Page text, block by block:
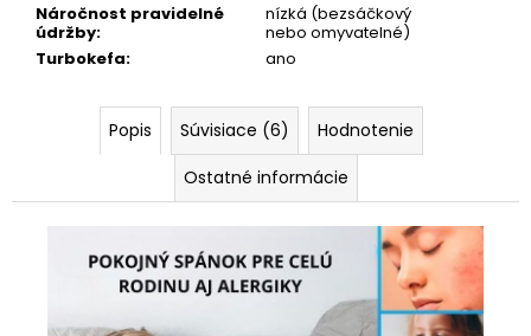
Náročnost pravidelné
údržby:
nízká (bezsáčkový
nebo omyvatelné)
Turbokefa: ano
Popis Súvisiace (6)
Hodnotenie
Ostatné informácie